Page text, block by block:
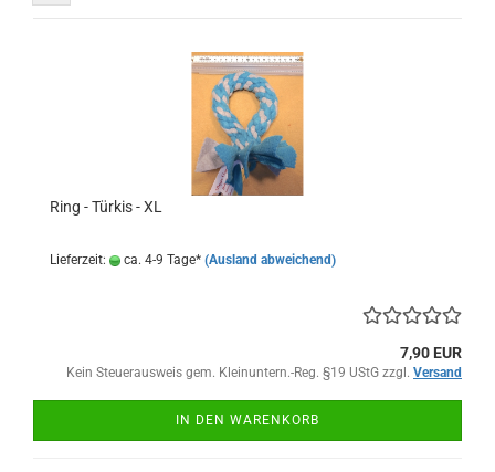
Ring - Türkis - XL
Lieferzeit: ca. 4-9 Tage* (Ausland abweichend)
7,90 EUR
Kein Steuerausweis gem. Kleinuntern.-Reg. §19 UStG zzgl. Versand
IN DEN WARENKORB